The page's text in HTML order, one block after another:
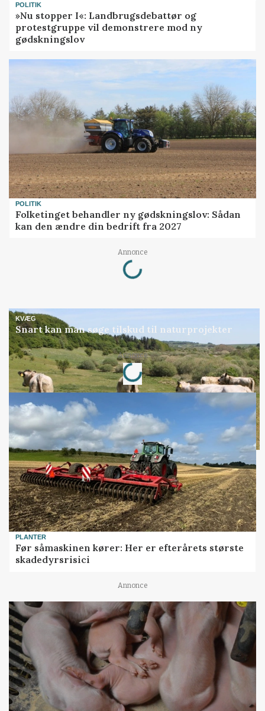
POLITIK
»Nu stopper I«: Landbrugsdebattør og
protestgruppe vil demonstrere mod ny
gødskningslov
POLITIK
Folketinget behandler ny gødskningslov: Sådan
kan den ændre din bedrift fra 2027
Annonce
Loading...
KVÆG
Snart kan man søge tilskud til naturprojekter
Annonce
Loading...
PLANTER
Før såmaskinen kører: Her er efterårets største
skadedyrsrisici
Annonce